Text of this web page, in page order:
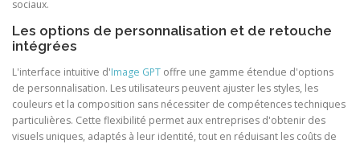
sociaux.
Les options de personnalisation et de retouche
intégrées
L'interface intuitive d'Image GPT offre une gamme étendue d'options
de personnalisation. Les utilisateurs peuvent ajuster les styles, les
couleurs et la composition sans nécessiter de compétences techniques
particulières. Cette flexibilité permet aux entreprises d'obtenir des
visuels uniques, adaptés à leur identité, tout en réduisant les coûts de